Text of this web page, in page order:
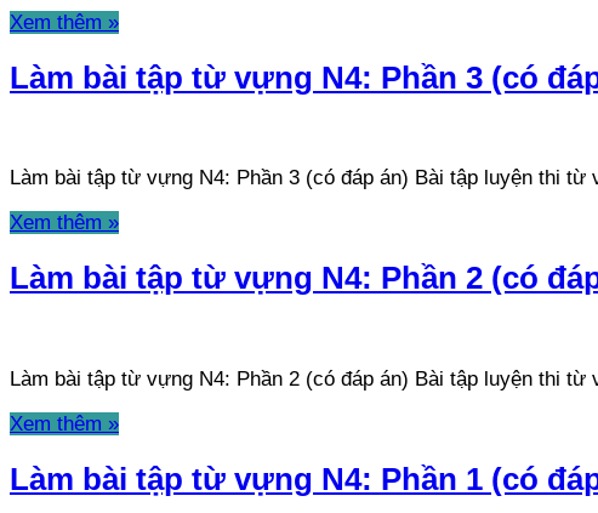
Xem thêm »
Làm bài tập từ vựng N4: Phần 3 (có
Làm bài tập từ vựng N4: Phần 3 (có đáp án) Bài tập luyện thi
Xem thêm »
Làm bài tập từ vựng N4: Phần 2 (có
Làm bài tập từ vựng N4: Phần 2 (có đáp án) Bài tập luyện thi
Xem thêm »
Làm bài tập từ vựng N4: Phần 1 (có